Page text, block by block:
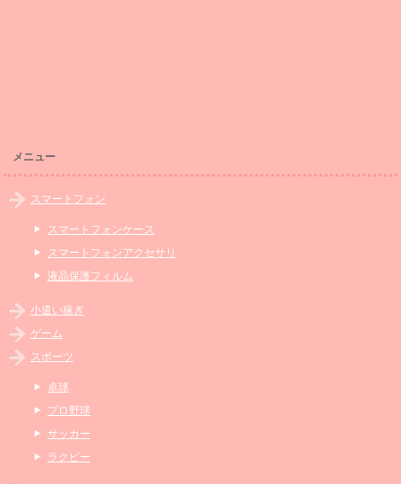
メニュー
スマートフォン
スマートフォンケース
スマートフォンアクセサリ
液晶保護フィルム
小遣い稼ぎ
ゲーム
スポーツ
卓球
プロ野球
サッカー
ラクビー